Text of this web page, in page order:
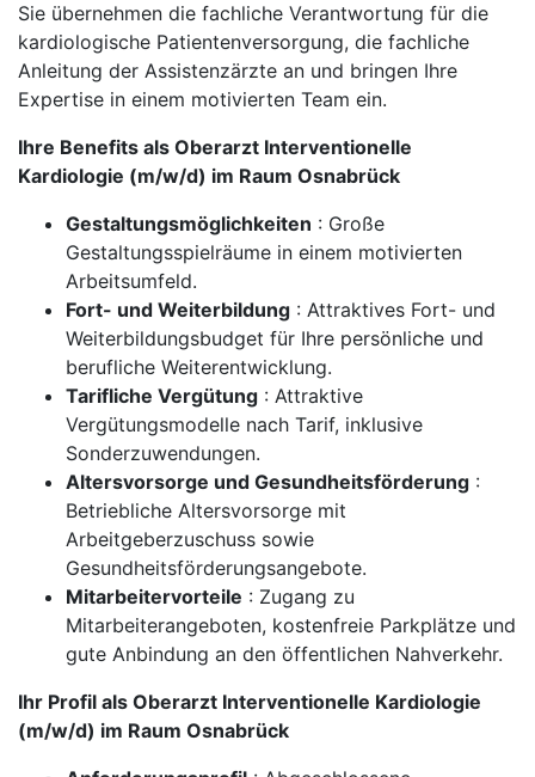
Sie übernehmen die fachliche Verantwortung für die
kardiologische Patientenversorgung, die fachliche
Anleitung der Assistenzärzte an und bringen Ihre
Expertise in einem motivierten Team ein.
Ihre Benefits als Oberarzt Interventionelle
Kardiologie (m/w/d) im Raum Osnabrück
Gestaltungsmöglichkeiten : Große
Gestaltungsspielräume in einem motivierten
Arbeitsumfeld.
Fort- und Weiterbildung : Attraktives Fort- und
Weiterbildungsbudget für Ihre persönliche und
berufliche Weiterentwicklung.
Tarifliche Vergütung : Attraktive
Vergütungsmodelle nach Tarif, inklusive
Sonderzuwendungen.
Altersvorsorge und Gesundheitsförderung :
Betriebliche Altersvorsorge mit
Arbeitgeberzuschuss sowie
Gesundheitsförderungsangebote.
Mitarbeitervorteile : Zugang zu
Mitarbeiterangeboten, kostenfreie Parkplätze und
gute Anbindung an den öffentlichen Nahverkehr.
Ihr Profil als Oberarzt Interventionelle Kardiologie
(m/w/d) im Raum Osnabrück